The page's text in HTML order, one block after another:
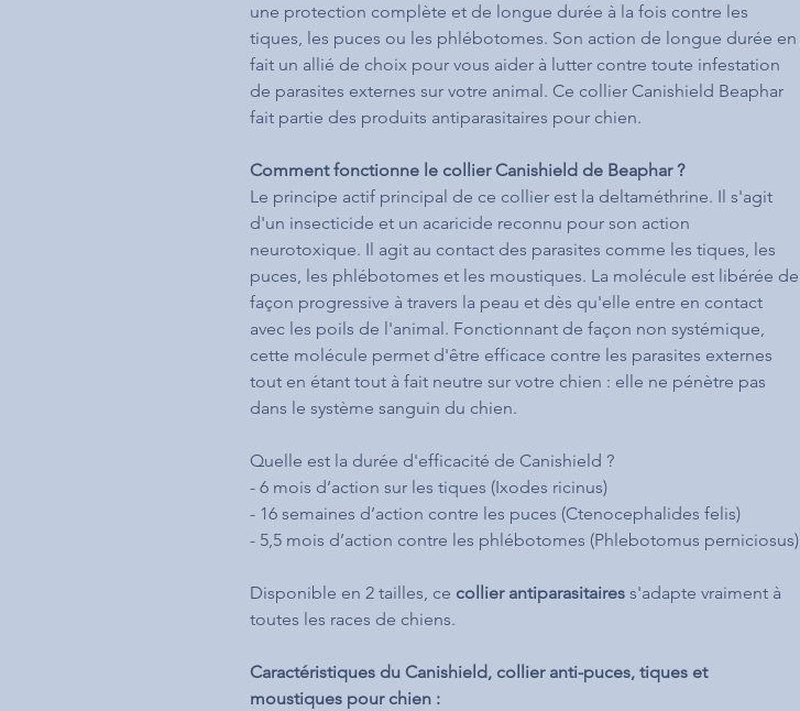
une protection complète et de longue durée à la fois contre les
tiques, les puces ou les phlébotomes. Son action de longue durée en
fait un allié de choix pour vous aider à lutter contre toute infestation
de parasites externes sur votre animal. Ce collier Canishield Beaphar
fait partie des produits antiparasitaires pour chien.
Comment fonctionne le collier Canishield de Beaphar ?
Le principe actif principal de ce collier est la deltaméthrine. Il s'agit
d'un insecticide et un acaricide reconnu pour son action
neurotoxique. Il agit au contact des parasites comme les tiques, les
puces, les phlébotomes et les moustiques. La molécule est libérée de
façon progressive à travers la peau et dès qu'elle entre en contact
avec les poils de l'animal. Fonctionnant de façon non systémique,
cette molécule permet d'être efficace contre les parasites externes
tout en étant tout à fait neutre sur votre chien : elle ne pénètre pas
dans le système sanguin du chien.
Quelle est la durée d'efficacité de Canishield ?
- 6 mois d’action sur les tiques (Ixodes ricinus)
- 16 semaines d’action contre les puces (Ctenocephalides felis)
- 5,5 mois d’action contre les phlébotomes (Phlebotomus perniciosus)
Disponible en 2 tailles, ce collier antiparasitaires s'adapte vraiment à
toutes les races de chiens.
Caractéristiques du Canishield, collier anti-puces, tiques et
moustiques pour chien :